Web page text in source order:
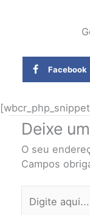
Facebook
Deixe
O seu
Campos
aqui...